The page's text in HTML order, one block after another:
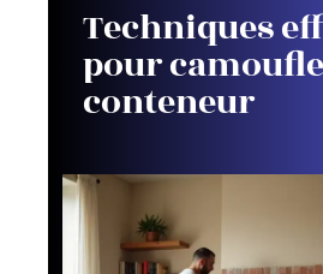
Techniques
pour
conteneur